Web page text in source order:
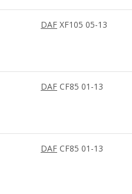
DAF XF105 05-13
DAF CF85 01-13
DAF CF85 01-13